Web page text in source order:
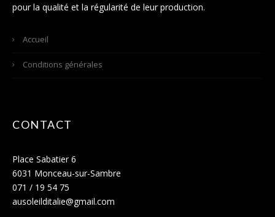
pour la qualité et la régularité de leur production.
Accueil
Conditions générales
CONTACT
Place Sabatier 6
6031 Monceau-sur-Sambre
071 / 19 54 75
ausoleilditalie@gmail.com